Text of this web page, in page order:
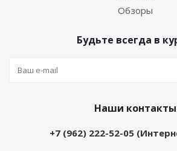
Обзоры
Будьте всегда в
Наши контакты
+7 (962) 222-52-05